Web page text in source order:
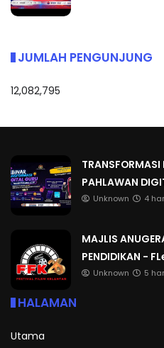
JUMLAH PENGUNJUNG
12,082,795
TRANSFORMASI
PAHLAWAN
Unknown 4
MAJLIS
PENDIDIKAN -
Unknown 5
HALAMAN
Utama